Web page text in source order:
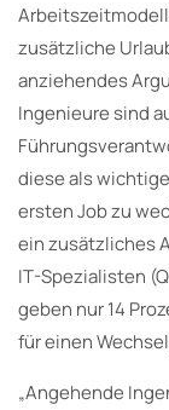
zusätzliche
anziehendes
Ingenieure sind
diese als
ersten Job zu
ein zusätzliches
IT-Spezialisten
geben nur 14
für einen
„Angehende